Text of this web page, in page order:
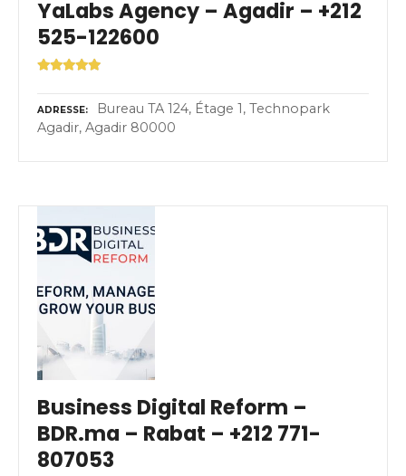
YaLabs Agency – Agadir – +212
525-122600
ADRESSE
Bureau TA 124, Étage 1, Technopark
Agadir, Agadir 80000
Business Digital Reform –
BDR.ma – Rabat – +212 771-
807053